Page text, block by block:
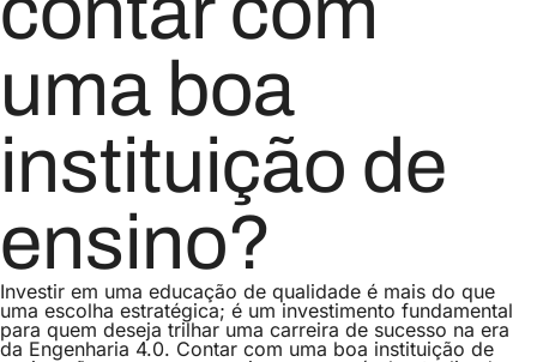
uma boa
instituição de
ensino?
Investir em uma educação de qualidade é mais do que
uma escolha estratégica; é um investimento fundamental
para quem deseja trilhar uma carreira de sucesso na era
da Engenharia 4.0. Contar com uma boa instituição de